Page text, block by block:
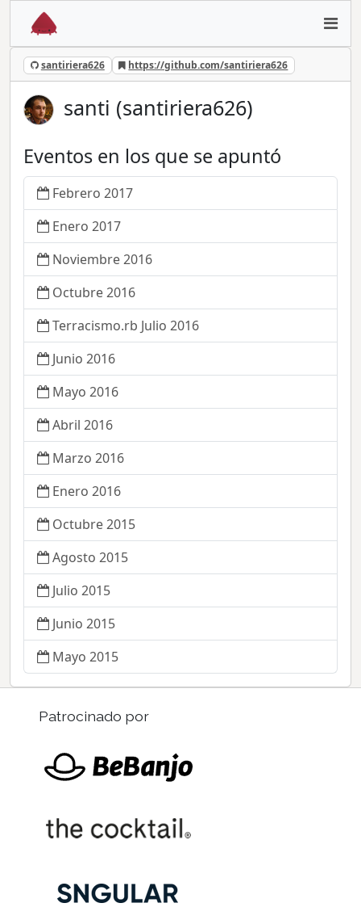
santiriera626 https://github.com/santiriera626
santi (santiriera626)
Eventos en los que se apuntó
Febrero 2017
Enero 2017
Noviembre 2016
Octubre 2016
Terracismo.rb Julio 2016
Junio 2016
Mayo 2016
Abril 2016
Marzo 2016
Enero 2016
Octubre 2015
Agosto 2015
Julio 2015
Junio 2015
Mayo 2015
Patrocinado por